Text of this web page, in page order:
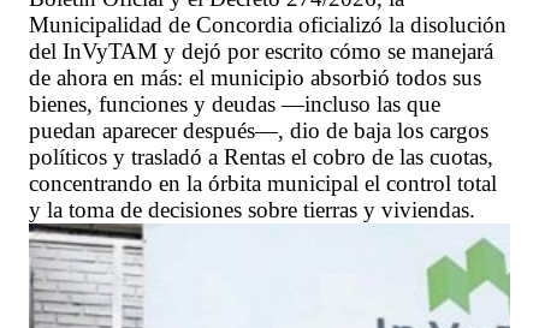
Municipalidad de Concordia oficializó la disolución
del InVyTAM y dejó por escrito cómo se manejará
de ahora en más: el municipio absorbió todos sus
bienes, funciones y deudas —incluso las que
puedan aparecer después—, dio de baja los cargos
políticos y trasladó a Rentas el cobro de las cuotas,
concentrando en la órbita municipal el control total
y la toma de decisiones sobre tierras y viviendas.